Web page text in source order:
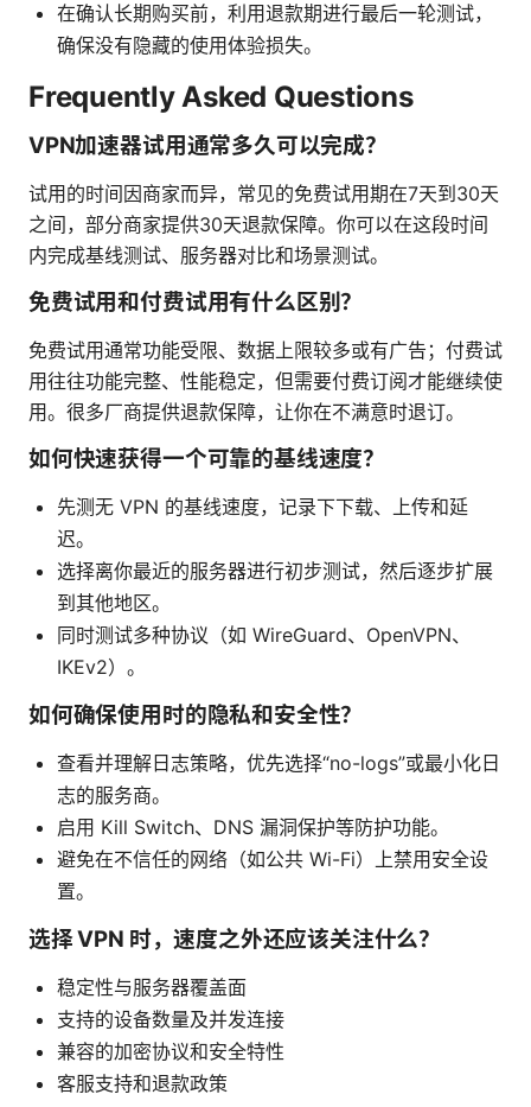
在确认长期购买前，利用退款期进行最后一轮测试，
确保没有隐藏的使用体验损失。
Frequently Asked Questions
VPN加速器试用通常多久可以完成？
试用的时间因商家而异，常见的免费试用期在7天到30天
之间，部分商家提供30天退款保障。你可以在这段时间
内完成基线测试、服务器对比和场景测试。
免费试用和付费试用有什么区别？
免费试用通常功能受限、数据上限较多或有广告；付费试
用往往功能完整、性能稳定，但需要付费订阅才能继续使
用。很多厂商提供退款保障，让你在不满意时退订。
如何快速获得一个可靠的基线速度？
先测无 VPN 的基线速度，记录下下载、上传和延
迟。
选择离你最近的服务器进行初步测试，然后逐步扩展
到其他地区。
同时测试多种协议（如 WireGuard、OpenVPN、
IKEv2）。
如何确保使用时的隐私和安全性？
查看并理解日志策略，优先选择“no-logs”或最小化日
志的服务商。
启用 Kill Switch、DNS 漏洞保护等防护功能。
避免在不信任的网络（如公共 Wi-Fi）上禁用安全设
置。
选择 VPN 时，速度之外还应该关注什么？
稳定性与服务器覆盖面
支持的设备数量及并发连接
兼容的加密协议和安全特性
客服支持和退款政策